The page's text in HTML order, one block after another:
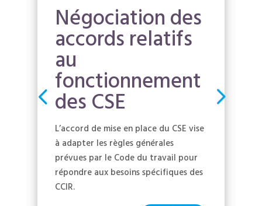
Négociation des
accords relatifs
au
fonctionnement
des CSE
L’accord de mise en place du CSE vise
à adapter les règles générales
prévues par le Code du travail pour
répondre aux besoins spécifiques des
CCIR.